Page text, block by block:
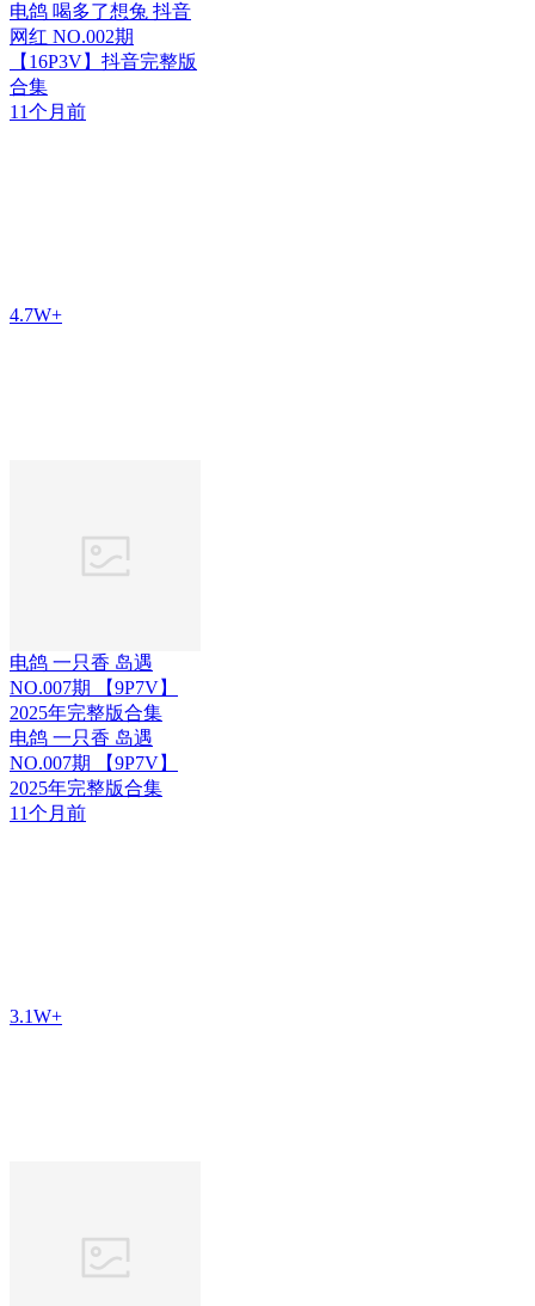
电鸽 喝多了想兔 抖音
网红 NO.002期
【16P3V】抖音完整版
合集
11个月前
4.7W+
电鸽 一只香 岛遇
NO.007期 【9P7V】
2025年完整版合集
电鸽 一只香 岛遇
NO.007期 【9P7V】
2025年完整版合集
11个月前
3.1W+